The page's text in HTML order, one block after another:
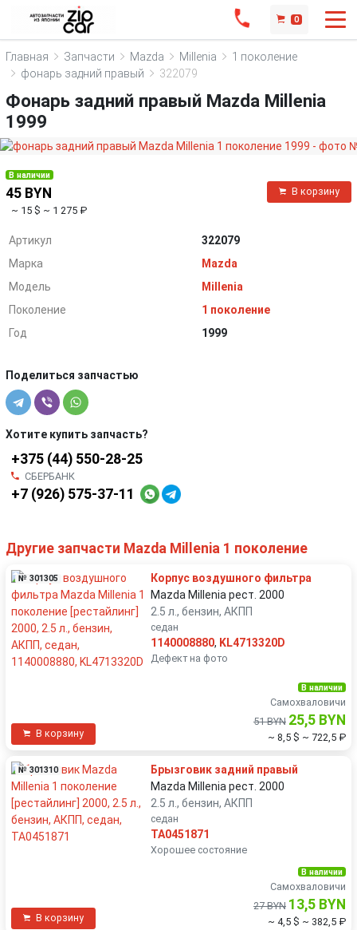
0
Главная Запчасти Mazda Millenia
1 поколение
фонарь задний правый
322079
Фонарь задний правый Mazda Millenia
1999
В наличии
45 BYN
~ 15 $ ~ 1 275 ₽
В корзину
Артикул
322079
Марка
Mazda
Модель
Millenia
Поколение
1 поколение
Год
1999
Поделиться запчастью
Хотите купить запчасть?
+375 (44) 550-28-25
СБЕРБАНК
+7 (926) 575-37-11
Другие запчасти Mazda Millenia 1 поколение
№ 301305
Корпус воздушногo фильтра
Mazda Millenia рест. 2000
2.5 л., бензин, АКПП
седан
1140008880, KL4713320D
Дефект на фото
В корзину
В наличии
Самохваловичи
51 BYN 25,5 BYN
~ 8,5 $ ~ 722,5 ₽
№ 301310
Брызговик задний правый
Mazda Millenia рест. 2000
2.5 л., бензин, АКПП
седан
TA0451871
Хорошее состояние
В корзину
В наличии
Самохваловичи
27 BYN 13,5 BYN
~ 4,5 $ ~ 382,5 ₽